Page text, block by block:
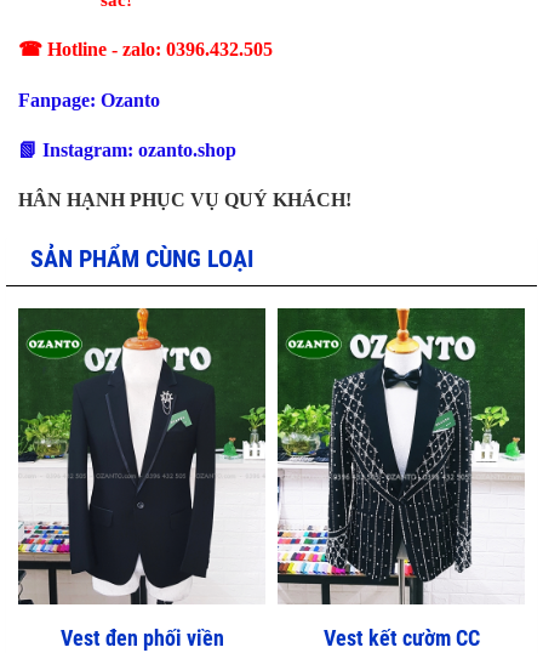
☎ Hotline - zalo: 0396.432.505
Fanpage: Ozanto
📗 Instagram: ozanto.shop
HÂN HẠNH PHỤC VỤ QUÝ KHÁCH!
SẢN PHẨM CÙNG LOẠI
Vest đen phối viền Vest kết cườm CC